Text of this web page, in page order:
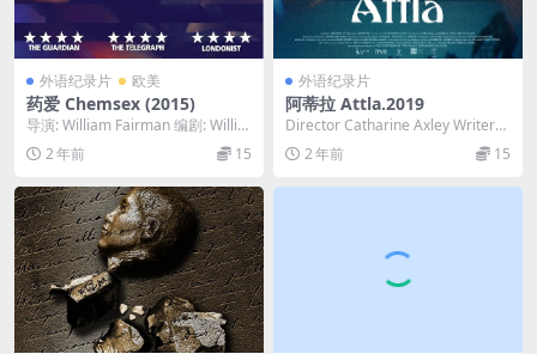
外语纪录片 欧美
药爱 Chemsex (2015)
导演: William Fairman 编剧: Willia
m Fairman ...
2 年前 15
外语纪录片
阿蒂拉 Attla.2019
Director Catharine Axley Writers
Cathari...
2 年前 15